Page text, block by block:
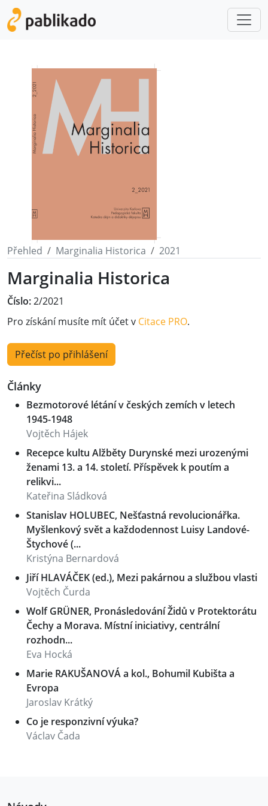
Přehled Marginalia Historica 2021
Marginalia Historica
Číslo:2/2021
Pro získání musíte mít účet v Citace PRO.
Přečíst po přihlášení
Články
Bezmotorové létání v českých zemích v letech
1945-1948
Vojtěch Hájek
Recepce kultu Alžběty Durynské mezi urozenými
ženami 13. a 14. století. Příspěvek k poutím a
relikvi...
Kateřina Sládková
Stanislav HOLUBEC, Nešťastná revolucionářka.
Myšlenkový svět a každodennost Luisy Landové-
Štychové (...
Kristýna Bernardová
Jiří HLAVÁČEK (ed.), Mezi pakárnou a službou vlasti
Vojtěch Čurda
Wolf GRÜNER, Pronásledování Židů v Protektorátu
Čechy a Morava. Místní iniciativy, centrální
rozhodn...
Eva Hocká
Marie RAKUŠANOVÁ a kol., Bohumil Kubišta a
Evropa
Jaroslav Krátký
Co je responzivní výuka?
Václav Čada